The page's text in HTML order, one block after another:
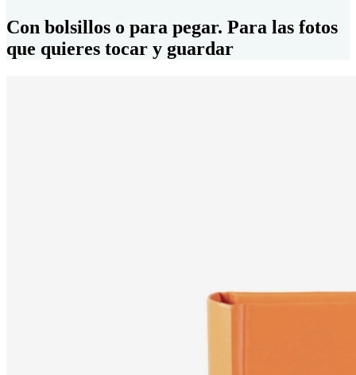
Con bolsillos o para pegar. Para las fotos
que quieres tocar y guardar